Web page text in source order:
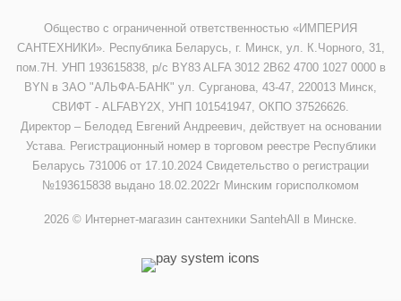
Общество с ограниченной ответственностью «ИМПЕРИЯ
САНТЕХНИКИ». Республика Беларусь, г. Минск, ул. К.Чорного, 31,
пом.7Н. УНП 193615838, р/с BY83 ALFA 3012 2B62 4700 1027 0000 в
BYN в ЗАО "АЛЬФА-БАНК" ул. Сурганова, 43-47, 220013 Минск,
СВИФТ - ALFABY2X, УНП 101541947, ОКПО 37526626.
Директор – Белодед Евгений Андреевич, действует на основании
Устава. Регистрационный номер в торговом реестре Республики
Беларусь 731006 от 17.10.2024 Свидетельство о регистрации
№193615838 выдано 18.02.2022г Минским горисполкомом
2026 © Интернет-магазин сантехники SantehAll в Минске.